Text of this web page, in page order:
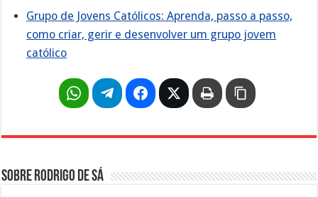
Grupo de Jovens Católicos: Aprenda, passo a passo,
como criar, gerir e desenvolver um grupo jovem
católico
Sobre Rodrigo de Sá